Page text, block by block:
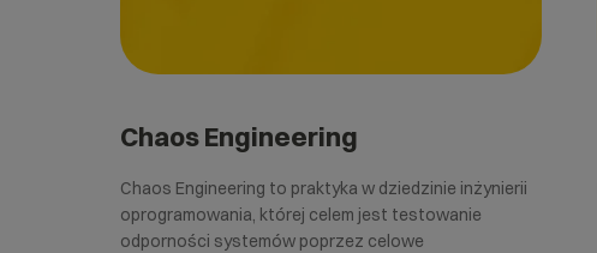
Chaos Engineering
Chaos Engineering to praktyka w dziedzinie inżynierii
oprogramowania, której celem jest testowanie
odporności systemów poprzez celowe